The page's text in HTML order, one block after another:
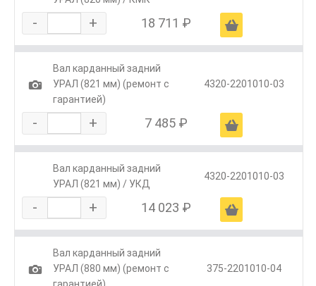
- + 18 711 ₽ Ä
1
Вал карданный задний
УРАЛ (821 мм) (ремонт с
гарантией)
4320-2201010-03
- + 7 485 ₽ Ä
Вал карданный задний
УРАЛ (821 мм) / УКД
4320-2201010-03
- + 14 023 ₽ Ä
1
Вал карданный задний
УРАЛ (880 мм) (ремонт с
375-2201010-04